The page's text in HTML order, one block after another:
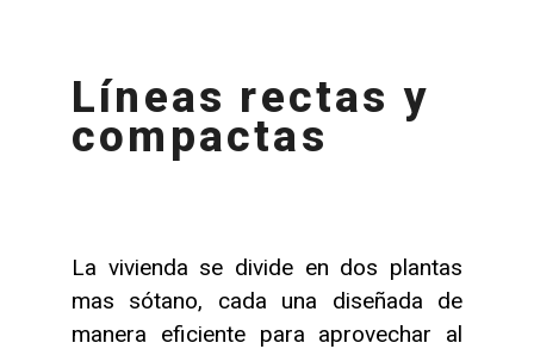
Líneas rectas y
compactas
La vivienda se divide en dos plantas
mas sótano, cada una diseñada de
manera eficiente para aprovechar al